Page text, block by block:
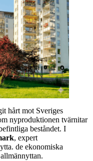
hårt mot Sveriges
nyproduktionen tvärnitar
beståndet. I
, expert
de ekonomiska